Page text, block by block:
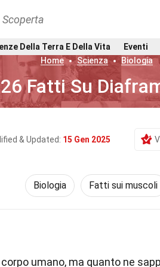
Della Terra E Della Vita Eventi
Home
Scienza Biologia
26 Fatti Su
& Updated: 15 Gen 2025
Biologia Fatti sui muscoli
umano, ma quanto ne